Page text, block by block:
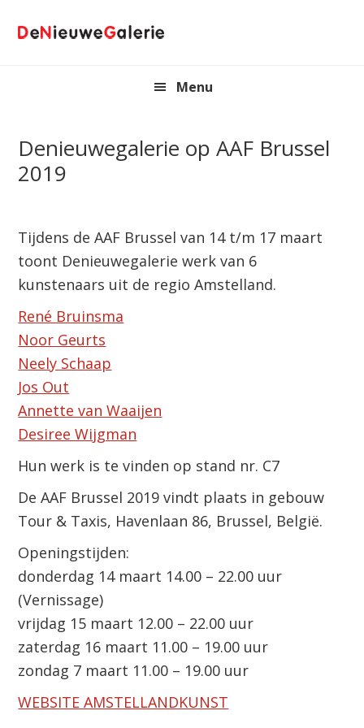
naar
naar
Menu
Denieuwegalerie op AAF Brussel
2019
Tijdens de AAF Brussel van 14 t/m 17 maart
toont Denieuwegalerie werk van 6
kunstenaars uit de regio Amstelland.
René Bruinsma
Noor Geurts
Neely Schaap
Jos Out
Annette van Waaijen
Desiree Wijgman
Hun werk is te vinden op stand nr. C7
De AAF Brussel 2019 vindt plaats in gebouw
Tour & Taxis, Havenlaan 86, Brussel, België.
Openingstijden:
donderdag 14 maart 14.00 – 22.00 uur
(Vernissage)
vrijdag 15 maart 12.00 – 22.00 uur
zaterdag 16 maart 11.00 – 19.00 uur
zondag 7 maart 11.00 – 19.00 uur
WEBSITE AMSTELLANDKUNST